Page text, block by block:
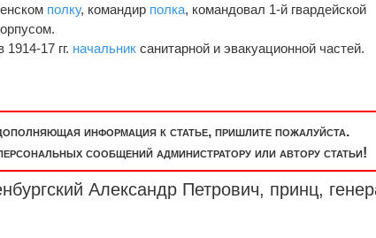
полку, командир полка, командовал 1-й гвардейской
17 гг. начальник санитарной и эвакуационной частей.
информация к статье, пришлите пожалуйста.
сообщений администратору или автору статьи!
Александр Петрович, принц,